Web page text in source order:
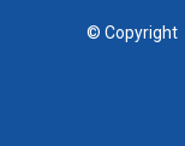
© Copyright